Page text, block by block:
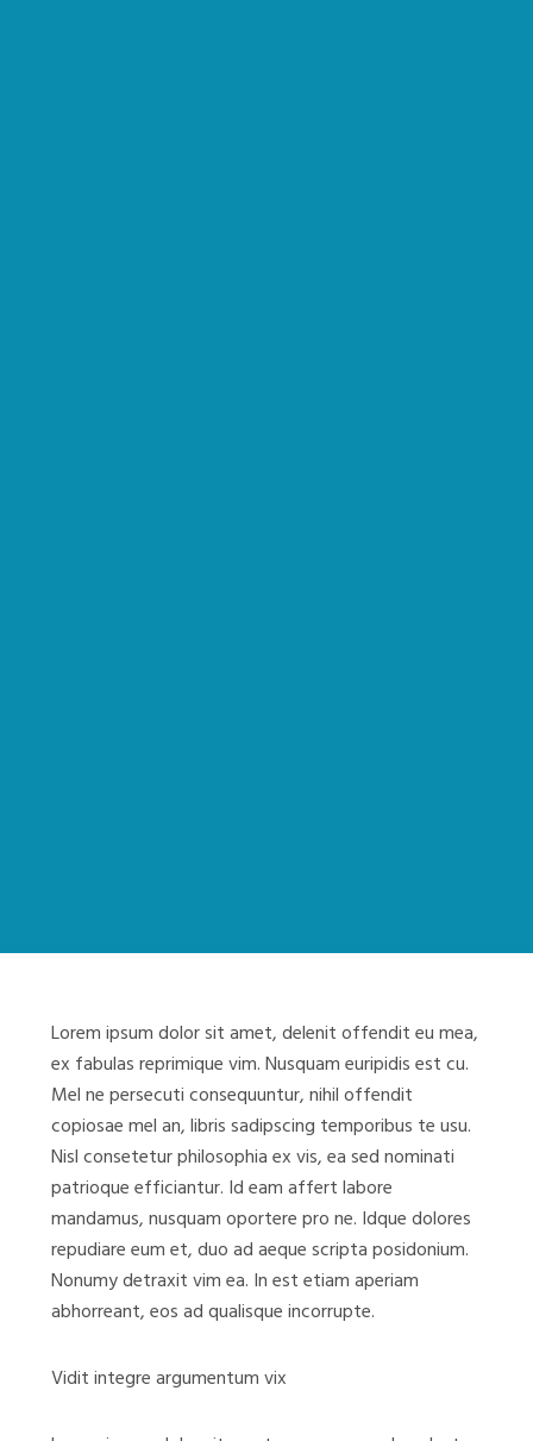
Lorem ipsum dolor sit amet, delenit offendit eu mea,
ex fabulas reprimique vim. Nusquam euripidis est cu.
Mel ne persecuti consequuntur, nihil offendit
copiosae mel an, libris sadipscing temporibus te usu.
Nisl consetetur philosophia ex vis, ea sed nominati
patrioque efficiantur. Id eam affert labore
mandamus, nusquam oportere pro ne. Idque dolores
repudiare eum et, duo ad aeque scripta posidonium.
Nonumy detraxit vim ea. In est etiam aperiam
abhorreant, eos ad qualisque incorrupte.
Vidit integre argumentum vix